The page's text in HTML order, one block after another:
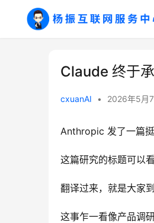
Claude 终于
cxuanAI • 2026年5月
Anthropic 发了一篇挺
这篇研究的标题可以
翻译过来，就是大家
这事乍一看像产品调